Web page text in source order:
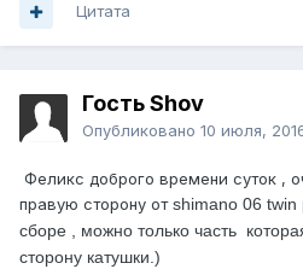
Цитата
Гость Shov
Опубликовано 10 июля,
Феликс доброго времени суток ,
правую сторону отshimano 06
сборе , можно только часть
сторону катушки.)